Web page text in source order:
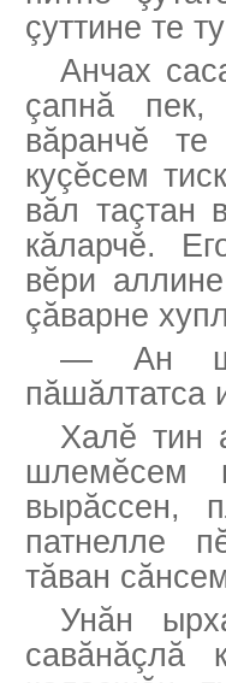
çуттине те
Анчах
çапнă
вăранчĕ
куçĕсем
вăл таçтан
кăларчĕ.
вĕри
çăварне
— Ан
пăшăлтатса
Халĕ тин
шлемĕсем
вырăссен,
патнелле
тăван
Унăн
савăнăçлă